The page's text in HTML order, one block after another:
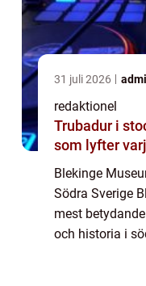
31 juli 2026
redaktionel
Trubadur i stockholm
som lyfter
Blekinge
Södra Sverige
mest
och historia i